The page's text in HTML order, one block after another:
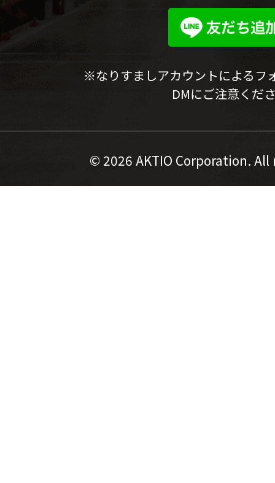
※なりすましアカウントによるフ
DMにご注意くだ
© 2026 AKTIO Corporation.